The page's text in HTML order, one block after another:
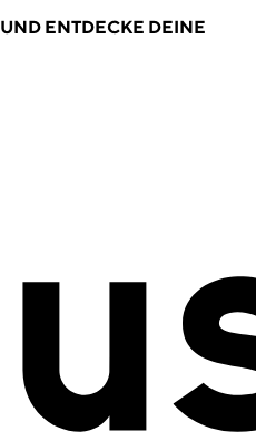
UND ENTDECKE DEINE